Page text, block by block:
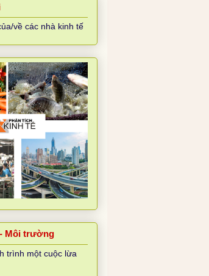
về các nhà kinh tế
Môi trường
trình một cuộc lừa